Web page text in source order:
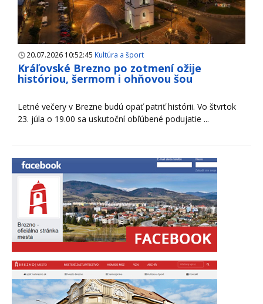
20.07.2026 10:52:45 Kultúra a šport
Kráľovské Brezno po zotmení ožije
históriou, šermom i ohňovou šou
Letné večery v Brezne budú opäť patriť histórii. Vo štvrtok
23. júla o 19.00 sa uskutoční obľúbené podujatie ...